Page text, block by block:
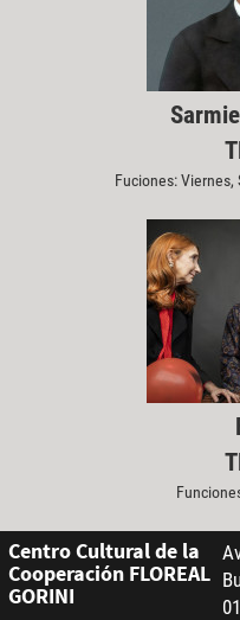
Fuciones: Viernes,
Centro Cultural de la
Cooperación FLOREAL
GORINI